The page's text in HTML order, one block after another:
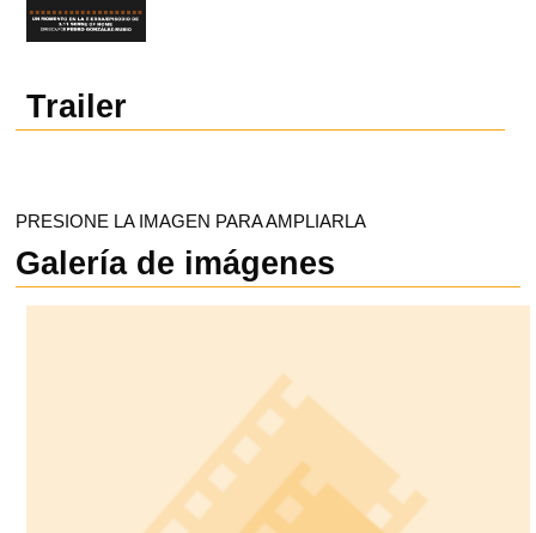
Trailer
PRESIONE LA IMAGEN PARA AMPLIARLA
Galería de imágenes